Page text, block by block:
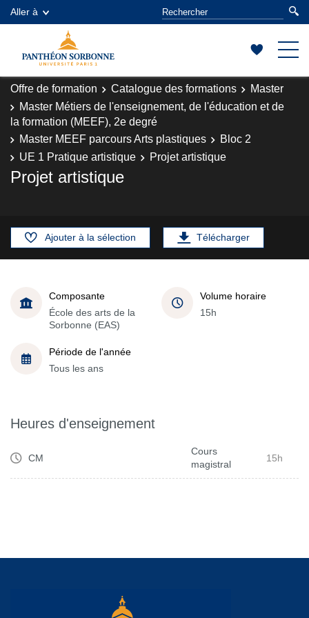
Aller à
Offre de formation Catalogue des formations
Master
Master Métiers de l'enseignement, de l'éducation et de
la formation (MEEF), 2e degré
Master MEEF parcours Arts plastiques
Bloc 2
UE 1 Pratique artistique
Projet artistique
Projet artistique
Ajouter à la sélection Télécharger
Composante
École des arts de la
Sorbonne (EAS)
Volume horaire
15h
Période de l'année
Tous les ans
Heures d'enseignement
CM
Cours
magistral
15h